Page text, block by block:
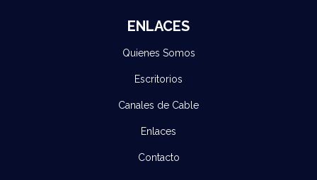
ENLACES
Quienes Somos
Escritorios
Canales de Cable
Enlaces
Contacto